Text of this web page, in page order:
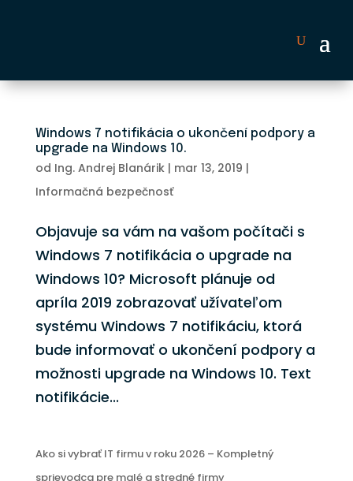
Windows 7 notifikácia o ukončení podpory a
upgrade na Windows 10.
od Ing. Andrej Blanárik| mar 13, 2019 |
Informačná bezpečnosť
Objavuje sa vám na vašom počítači s
Windows 7 notifikácia o upgrade na
Windows 10? Microsoft plánuje od
apríla 2019 zobrazovať užívateľom
systému Windows 7 notifikáciu, ktorá
bude informovať o ukončení podpory a
možnosti upgrade na Windows 10. Text
notifikácie...
Ako si vybrať IT firmu v roku 2026 – Kompletný
sprievodca pre malé a stredné firmy